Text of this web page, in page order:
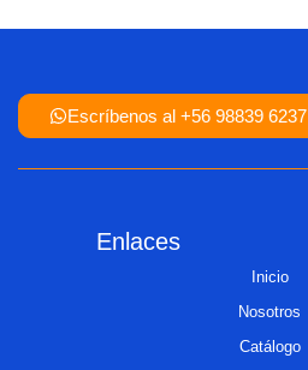
Escríbenos al +56 98839 6237
Enlaces
Inicio
Nosotros
Catálogo